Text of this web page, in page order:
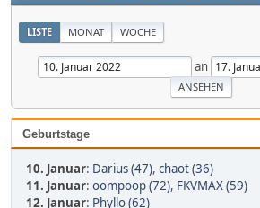
LISTE MONAT WOCHE
an
Geburtstage
10. Januar: Darius (47), chaot (36)
11. Januar: oompoop (72), FKVMAX (59)
12. Januar: Phyllo (62)